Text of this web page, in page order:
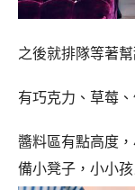
之後就排隊等著
有巧克力、草莓
醬料區有點高度
備小凳子，小小